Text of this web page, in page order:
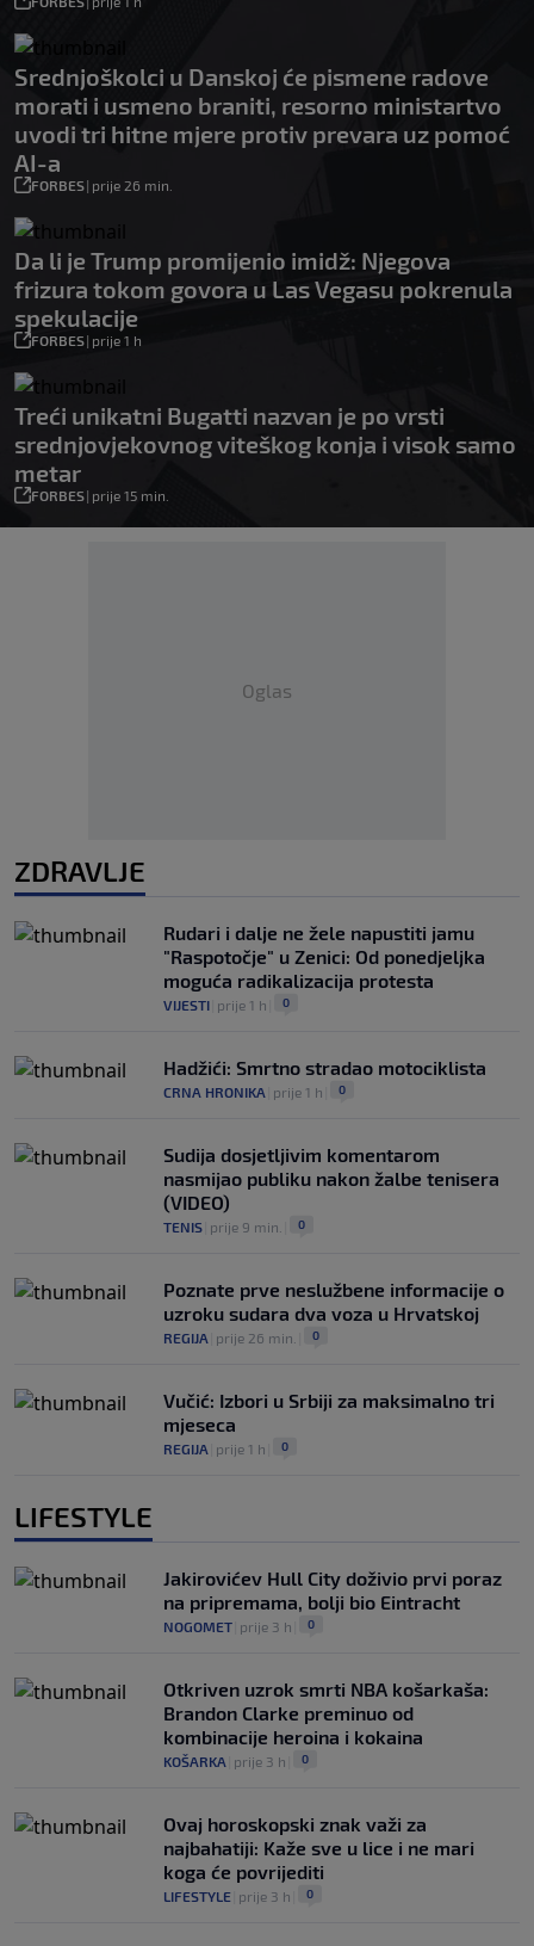
Srednjoškolci u Danskoj će pismene radove
morati i usmeno braniti, resorno ministartvo
uvodi tri hitne mjere protiv prevara uz pomoć
AI-a
FORBES| prije 26 min.
Da li je Trump promijenio imidž: Njegova
frizura tokom govora u Las Vegasu pokrenula
spekulacije
FORBES| prije 1 h
Treći unikatni Bugatti nazvan je po vrsti
srednjovjekovnog viteškog konja i visok samo
metar
FORBES| prije 15 min.
Oglas
ZDRAVLJE
Rudari i dalje ne žele napustiti jamu
"Raspotočje" u Zenici: Od ponedjeljka
moguća radikalizacija protesta
VIJESTI prije 1 h 0
Hadžići: Smrtno stradao motociklista
CRNA HRONIKA prije 1 h 0
Sudija dosjetljivim komentarom
nasmijao publiku nakon žalbe tenisera
(VIDEO)
TENIS prije 9 min. 0
Poznate prve neslužbene informacije o
uzroku sudara dva voza u Hrvatskoj
REGIJA prije 26 min. 0
Vučić: Izbori u Srbiji za maksimalno tri
mjeseca
REGIJA prije 1 h 0
LIFESTYLE
Jakirovićev Hull City doživio prvi poraz
na pripremama, bolji bio Eintracht
NOGOMET prije 3 h 0
Otkriven uzrok smrti NBA košarkaša:
Brandon Clarke preminuo od
kombinacije heroina i kokaina
KOŠARKA prije 3 h 0
Ovaj horoskopski znak važi za
najbahatiji: Kaže sve u lice i ne mari
koga će povrijediti
LIFESTYLE prije 3 h 0